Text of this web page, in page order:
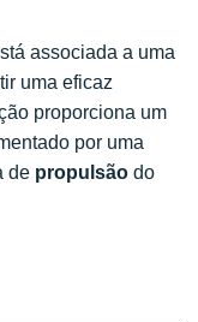
associada a uma
uma eficaz
proporciona um
por uma
de propulsão do